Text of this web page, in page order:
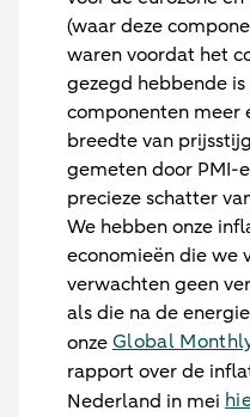
(waar deze
waren voordat het
gezegd hebbende
componenten meer
breedte van
gemeten door PMI-
precieze schatter
We hebben onze
economieën die we
verwachten geen
als die na de
onzeGlobal
rapport over de
Nederland in mei